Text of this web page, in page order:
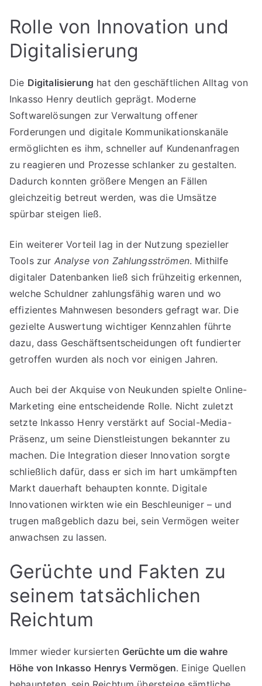
Rolle von Innovation und
Digitalisierung
Die Digitalisierung hat den geschäftlichen Alltag von
Inkasso Henry deutlich geprägt. Moderne
Softwarelösungen zur Verwaltung offener
Forderungen und digitale Kommunikationskanäle
ermöglichten es ihm, schneller auf Kundenanfragen
zu reagieren und Prozesse schlanker zu gestalten.
Dadurch konnten größere Mengen an Fällen
gleichzeitig betreut werden, was die Umsätze
spürbar steigen ließ.
Ein weiterer Vorteil lag in der Nutzung spezieller
Tools zur Analyse von Zahlungsströmen. Mithilfe
digitaler Datenbanken ließ sich frühzeitig erkennen,
welche Schuldner zahlungsfähig waren und wo
effizientes Mahnwesen besonders gefragt war. Die
gezielte Auswertung wichtiger Kennzahlen führte
dazu, dass Geschäftsentscheidungen oft fundierter
getroffen wurden als noch vor einigen Jahren.
Auch bei der Akquise von Neukunden spielte Online-
Marketing eine entscheidende Rolle. Nicht zuletzt
setzte Inkasso Henry verstärkt auf Social-Media-
Präsenz, um seine Dienstleistungen bekannter zu
machen. Die Integration dieser Innovation sorgte
schließlich dafür, dass er sich im hart umkämpften
Markt dauerhaft behaupten konnte. Digitale
Innovationen wirkten wie ein Beschleuniger – und
trugen maßgeblich dazu bei, sein Vermögen weiter
anwachsen zu lassen.
Gerüchte und Fakten zu
seinem tatsächlichen
Reichtum
Immer wieder kursierten Gerüchte um die wahre
Höhe von Inkasso Henrys Vermögen. Einige Quellen